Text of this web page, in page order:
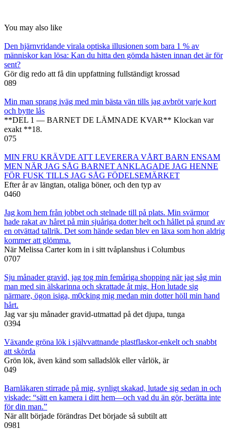
You may also like
Den hjärnvridande virala optiska illusionen som bara 1 % av
människor kan lösa: Kan du hitta den gömda hästen innan det är för
sent?
Gör dig redo att få din uppfattning fullständigt krossad
089
Min man sprang iväg med min bästa vän tills jag avbröt varje kort
och bytte lås
**DEL 1 — BARNET DE LÄMNADE KVAR** Klockan var
exakt **18.
075
MIN FRU KRÄVDE ATT LEVERERA VÅRT BARN ENSAM
MEN NÄR JAG SÅG BARNET ANKLAGADE JAG HENNE
FÖR FUSK TILLS JAG SÅG FÖDELSEMÄRKET
Efter år av längtan, otaliga böner, och den typ av
0460
Jag kom hem från jobbet och stelnade till på plats. Min svärmor
hade rakat av håret på min sjuåriga dotter helt och hållet på grund av
en otvättad tallrik. Det som hände sedan blev en läxa som hon aldrig
kommer att glömma.
När Melissa Carter kom in i sitt tvåplanshus i Columbus
0707
Sju månader gravid, jag tog min femåriga shopping när jag såg min
man med sin älskarinna och skrattade åt mig. Hon lutade sig
närmare, ögon isiga, m0cking mig medan min dotter höll min hand
hårt.
Jag var sju månader gravid-utmattad på det djupa, tunga
0394
Växande gröna lök i självvattnande plastflaskor-enkelt och snabbt
att skörda
Grön lök, även känd som salladslök eller vårlök, är
049
Barnläkaren stirrade på mig, synligt skakad, lutade sig sedan in och
viskade: “sätt en kamera i ditt hem—och vad du än gör, berätta inte
för din man.”
När allt började förändras Det började så subtilt att
0981